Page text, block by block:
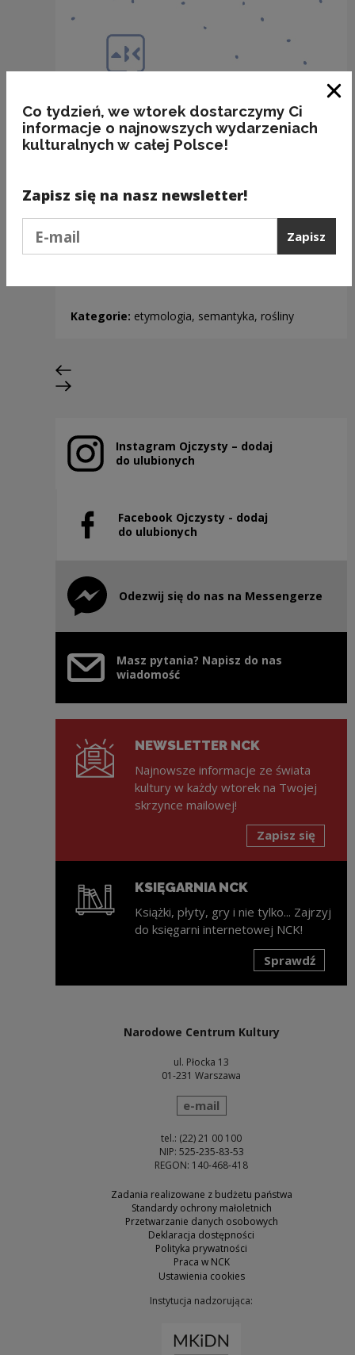
Kategorie: etymologia, semantyka, rośliny
Poprzedni slajd
Następny slajd
Instagram Ojczysty – dodaj
do ulubionych
Uwaga, link zostanie otwarty w nowym oknie
Facebook Ojczysty - dodaj
do ulubionych
Uwaga, link zostanie otwarty w nowym oknie
Odezwij się do nas na Messengerze
Uwaga, link zostanie otwarty w nowym oknie
Masz pytania? Napisz do nas
wiadomość
NEWSLETTER NCK
Najnowsze informacje ze świata
kultury w każdy wtorek na Twojej
skrzynce mailowej!
Zapisz się
KSIĘGARNIA NCK
Książki, płyty, gry i nie tylko... Zajrzyj
do księgarni internetowej NCK!
Sprawdź
Narodowe Centrum Kultury
ul. Płocka 13
01-231 Warszawa
wyślij wiadomość
e-mail
tel.: (22) 21 00 100
NIP: 525-235-83-53
REGON: 140-468-418
Zadania realizowane z budżetu państwa
Standardy ochrony małoletnich
Przetwarzanie danych osobowych
Deklaracja dostępności
Polityka prywatności
Praca w NCK
Ustawienia cookies
Instytucja nadzorująca:
Co tydzień, we wtorek dostarczymy Ci
informacje o najnowszych wydarzeniach
kulturalnych w całej Polsce!
Zapisz się na nasz newsletter!
Zapisz